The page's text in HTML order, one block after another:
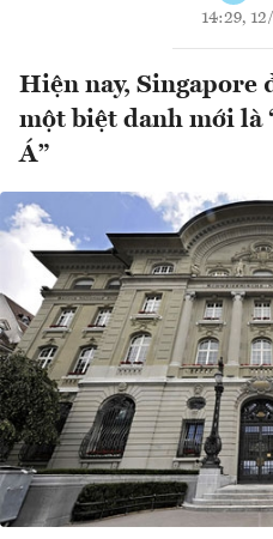
14:29,
Hiện nay, Singapore
một biệt danh mới là
Á”